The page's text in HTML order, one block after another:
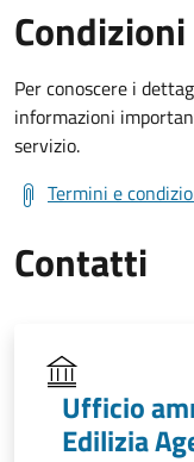
Per conoscere i
informazioni
servizio.
Termini e
Contatti
Ufficio
Edilizia